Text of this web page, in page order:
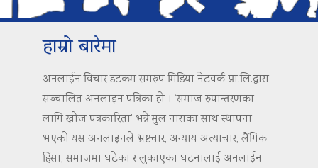
हाम्रो बारेमा
अनलाईन विचार डटकम समरुप मिडिया नेटवर्क प्रा.लि.द्वारा
सञ्चालित अनलाइन पत्रिका हो । ‘समाज रुपान्तरणका
लागि खोज पत्रकारिता’ भन्ने मुल नाराका साथ स्थापना
भएको यस अनलाइनले भ्रष्टचार, अन्याय अत्याचार, लैंगिक
हिंसा, समाजमा घटेका र लुकाएका घटनालाई अनलाईन